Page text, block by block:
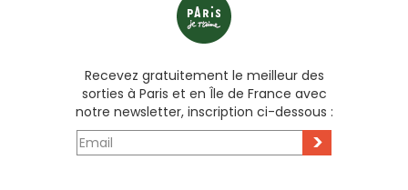
Recevez gratuitement le meilleur des
sorties à Paris et en Île de France avec
notre newsletter, inscription ci-dessous :
>